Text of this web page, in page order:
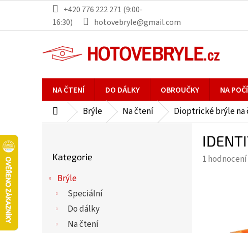
obsah
+420 776 222 271 (9:00-
16:30)
hotovebryle@gmail.com
NA ČTENÍ DO DÁLKY OBROUČKY NA
DomůBrýle Na čtení Dioptrické brýle na
kategorie
Kategorie
Brýle
Speciální
Do dálky
Na čtení
Průměrné
1 hodnocení